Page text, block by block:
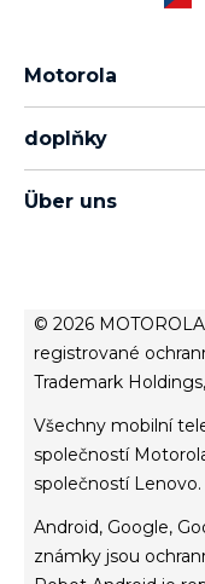
Motorola
rada moto g
doplňky
veškeré příslušenství
Über uns
conditions of sale
podmínky užívání
Website Privacy
inovace
Cookies
Product Privacy
© 2026
registrované
Trademark
Všechny mobilní
společností
společností Lenovo.
Android, Google,
známky jsou